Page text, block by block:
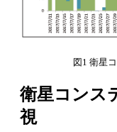
図1 衛星
衛星コンス
視